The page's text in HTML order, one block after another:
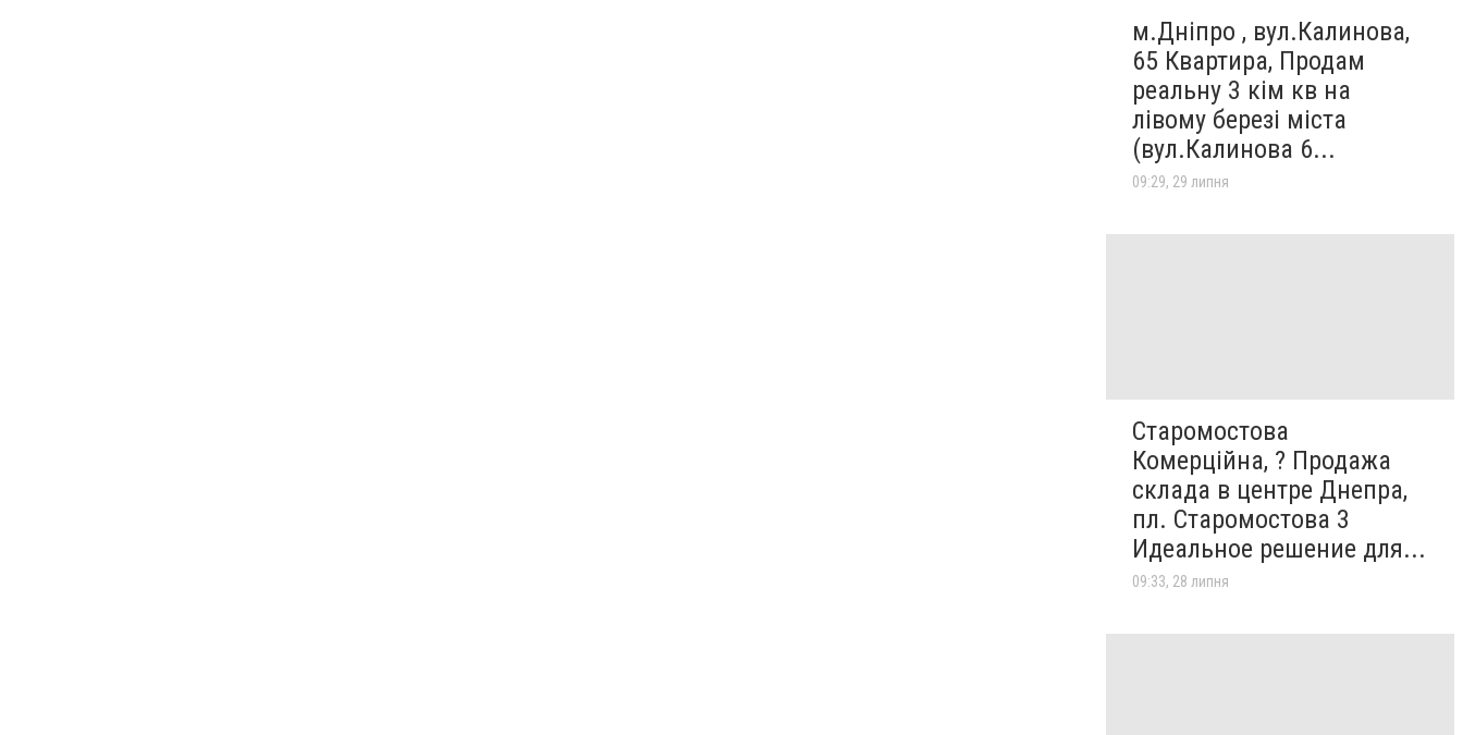
м.Дніпро , вул.Калинова,
65 Квартира, Продам
реальну 3 кім кв на
лівому березі міста
(вул.Калинова 6...
09:29, 29 липня
Старомостова
Комерційна, ? Продажа
склада в центре Днепра,
пл. Старомостова 3
Идеальное решение для...
09:33, 28 липня